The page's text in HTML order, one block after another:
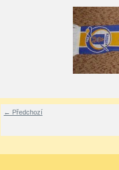
← Předchozí